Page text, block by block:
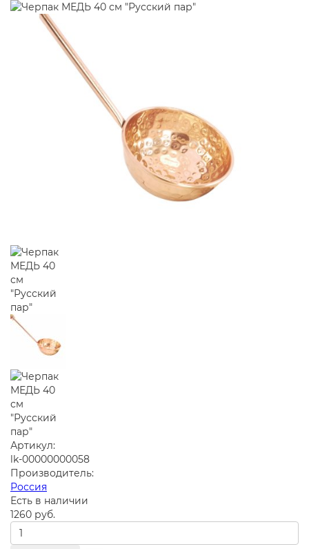
Артикул:
lk-00000000058
Производитель:
Россия
Есть в наличии
1260 руб.